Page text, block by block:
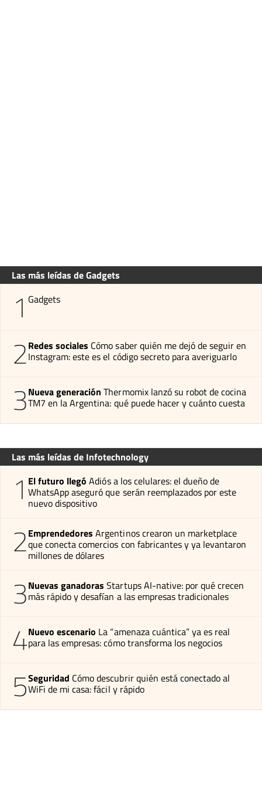
Las más leídas de Gadgets
1 Gadgets
2Redes sociales Cómo saber quién me dejó de seguir en
Instagram: este es el código secreto para averiguarlo
3Nueva generación Thermomix lanzó su robot de cocina
TM7 en la Argentina: qué puede hacer y cuánto cuesta
Las más leídas de Infotechnology
1 El futuro llegó Adiós a los celulares: el dueño de
WhatsApp aseguró que serán reemplazados por este
nuevo dispositivo
2Emprendedores Argentinos crearon un marketplace
que conecta comercios con fabricantes y ya levantaron
millones de dólares
3Nuevas ganadoras Startups AI-native: por qué crecen
más rápido y desafían a las empresas tradicionales
4Nuevo escenario La “amenaza cuántica” ya es real
para las empresas: cómo transforma los negocios
5Seguridad Cómo descubrir quién está conectado al
WiFi de mi casa: fácil y rápido